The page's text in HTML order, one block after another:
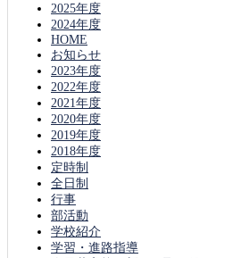
2025年度
2024年度
HOME
お知らせ
2023年度
2022年度
2021年度
2020年度
2019年度
2018年度
定時制
全日制
行事
部活動
学校紹介
学習・進路指導